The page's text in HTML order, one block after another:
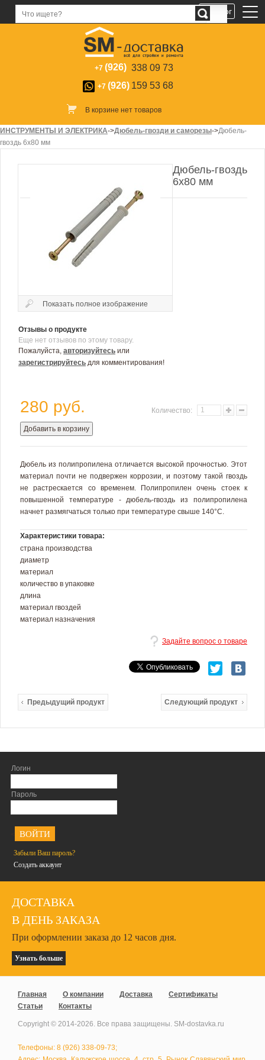
+7 (926) 338 09 73
+7 (926) 159 53 68
В корзине нет товаров
Логин
Пароль
Забыли Ваш пароль?
Создать аккаунт
ДОСТАВКА
В ДЕНЬ ЗАКАЗА
При оформлении заказа до 12 часов дня.
Узнать больше
ИНСТРУМЕНТЫ И ЭЛЕКТРИКА->Дюбель-гвозди и саморезы->Дюбель-
гвоздь 6х80 мм
Показать полное изображение
Отзывы о продукте
Еще нет отзывов по этому товару.
Пожалуйста, авторизуйтесь или
зарегистрируйтесь для комментирования!
Дюбель-гвоздь
6х80 мм
280 руб. Количество:
Добавить в корзину
Дюбель из полипропилена отличается высокой прочностью. Этот
материал почти не подвержен коррозии, и поэтому такой гвоздь
не растрескается со временем. Полипропилен очень стоек к
повышенной температуре - дюбель-гвоздь из полипропилена
начнет размягчаться только при температуре свыше 140°C.
Характеристики товара:
страна производства
диаметр
материал
количество в упаковке
длина
материал гвоздей
материал назначения
Задайте вопрос о товаре
Предыдущий продукт Следующий продукт
Главная О компании Доставка
Сертификаты
Статьи
Контакты
Copyright © 2014-2026. Все права защищены. SM-dostavka.ru
Телефоны: 8 (926) 338-09-73;
Каталог